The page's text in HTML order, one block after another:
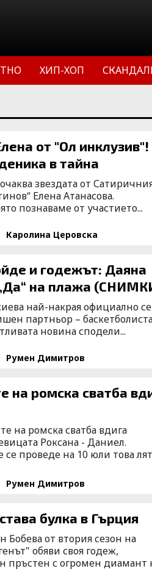
ХИП-ХОП
от "Ол инклузив"!
в тайна
звездата от
Елена Атанасова.
познаваме от участието...
Каролина Церовска
и годежът: Даяна
на плажа
най-накрая официално се
партньор –
новина сподели...
Румен Димитров
на ромска сватба
на ромска сватба вдига
Роксана - Даниел.
проведе на 10 юли това
Румен Димитров
булка в Гърция
Бобева от втория сезон на
обяви своя годеж,
пръстен с огромен диамант